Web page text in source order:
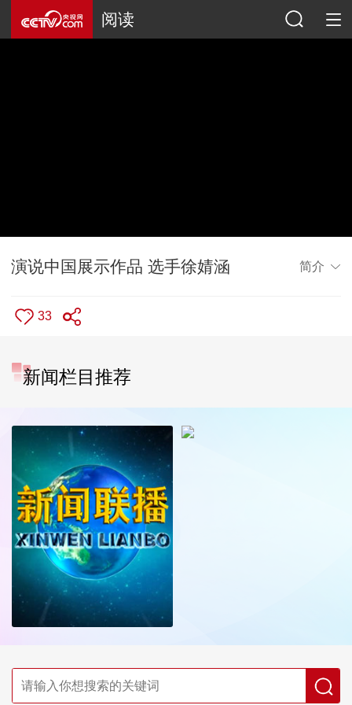
阅读
演说中国展示作品 选手徐婧涵 简介
33
新闻栏目推荐